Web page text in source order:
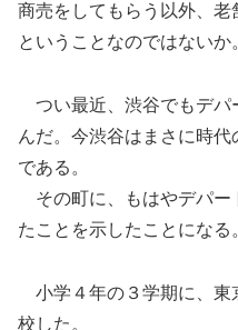
商売をしてもらう以外、老
ということなのではないか
つい最近、渋谷でもデパ
んだ。今渋谷はまさに時
である。
その町に、もはやデパー
たことを示したことになる
小学４年の３学期に、東
校した。